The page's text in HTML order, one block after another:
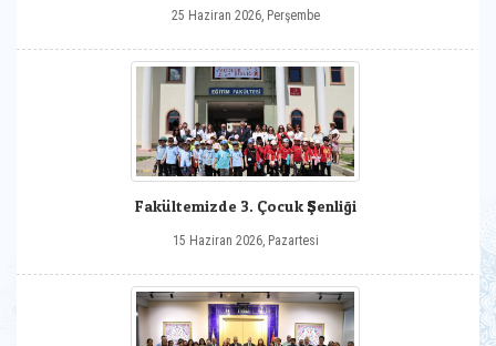
25 Haziran 2026, Perşembe
Fakültemizde 3. Çocuk Şenliği
15 Haziran 2026, Pazartesi